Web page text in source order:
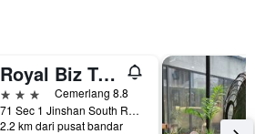
Royal Biz Taipei
3 bintangCemerlang 8.8
71 Sec 1 Jinshan South Road, Taipei, Taiwan
2.2 km dari pusat bandar